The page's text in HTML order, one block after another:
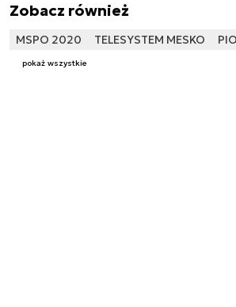
Zobacz również
MSPO 2020 TELESYSTEM MESKO
pokaż wszystkie